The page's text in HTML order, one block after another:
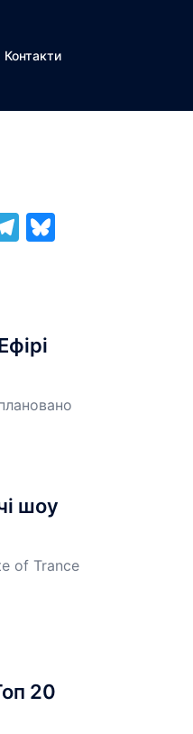
Контакти
Telegram
Bluesky
шоу
of Trance
20